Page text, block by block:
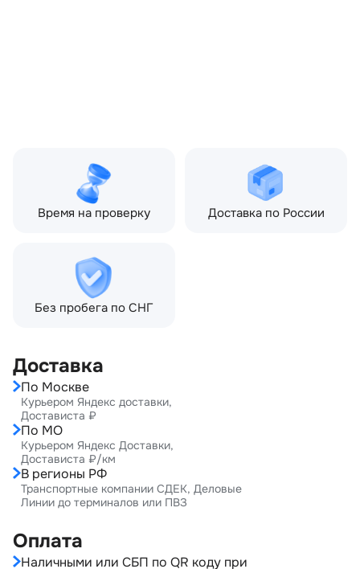
Время на проверку Доставка по России
Без пробега по СНГ
Доставка
По Москве
Курьером Яндекс доставки,
Достависта ₽
По МО
Курьером Яндекс Доставки,
Достависта ₽/км
В регионы РФ
Транспортные компании СДЕК, Деловые
Линии до терминалов или ПВЗ
Оплата
Наличными или СБП по QR коду при